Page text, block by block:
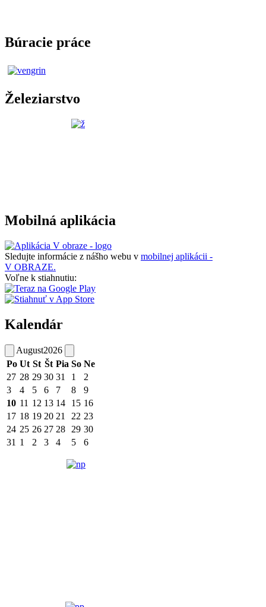
Búracie práce
Železiarstvo
Mobilná aplikácia
Sledujte informácie z nášho webu v mobilnej aplikácii -
V OBRAZE.
Voľne k stiahnutiu:
Kalendár
August2026
Po Ut St Št Pia So Ne
27 28 29 30 31 1
2
3
4 5 6 7 8
9
10 11 12 13 14 15 16
17 18 19 20 21 22 23
24 25 26 27 28 29 30
31 1 2 3 4 5 6